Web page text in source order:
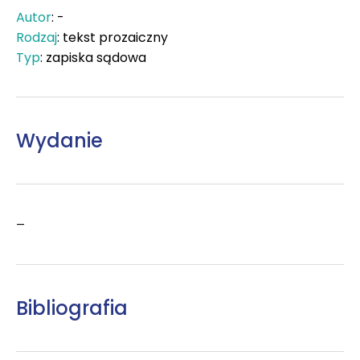
Autor: -
Rodzaj: tekst prozaiczny
Typ: zapiska sądowa
Wydanie
–
Bibliografia